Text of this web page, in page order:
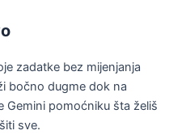
zadatke bez mijenjanja
bočno dugme dok na
Gemini pomoćniku šta želiš
sve.